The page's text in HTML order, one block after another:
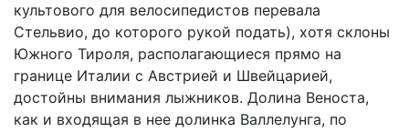
культового для велосипедистов перевала
Стельвио, до которого рукой подать), хотя склоны
Южного Тироля, располагающиеся прямо на
границе Италии с Австрией и Швейцарией,
достойны внимания лыжников. Долина Веноста,
как и входящая в нее долинка Валлелунга, по